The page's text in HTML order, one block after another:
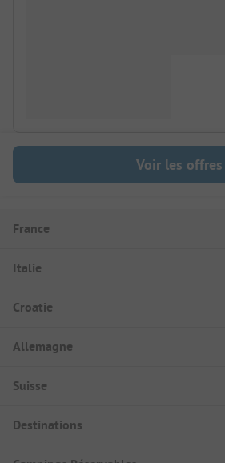
Voir les offres
France
Italie
Croatie
Allemagne
Suisse
Destinations